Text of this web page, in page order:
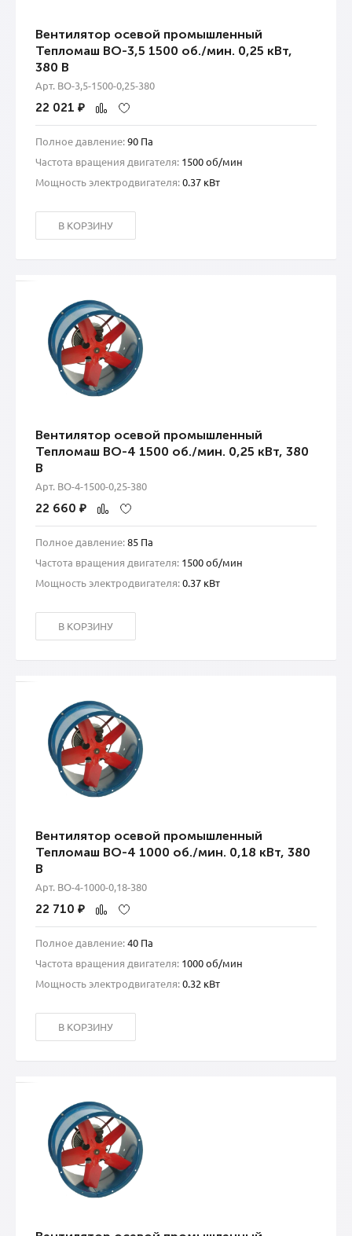
Вентилятор осевой промышленный
Тепломаш ВО-3,5 1500 об./мин. 0,25 кВт,
380 В
Арт. ВО-3,5-1500-0,25-380
22 021 ₽
Полное давление:90 Па
Частота вращения двигателя: 1500 об/мин
Мощность электродвигателя:0.37 кВт
В КОРЗИНУ
Вентилятор осевой промышленный
Тепломаш ВО-4 1500 об./мин. 0,25 кВт, 380
В
Арт. ВО-4-1500-0,25-380
22 660 ₽
Полное давление:85 Па
Частота вращения двигателя: 1500 об/мин
Мощность электродвигателя:0.37 кВт
В КОРЗИНУ
Вентилятор осевой промышленный
Тепломаш ВО-4 1000 об./мин. 0,18 кВт, 380
В
Арт. ВО-4-1000-0,18-380
22 710 ₽
Полное давление:40 Па
Частота вращения двигателя: 1000 об/мин
Мощность электродвигателя:0.32 кВт
В КОРЗИНУ